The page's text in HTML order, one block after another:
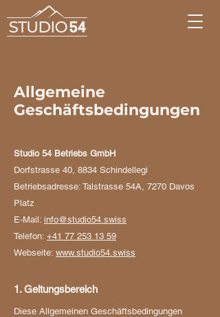
Allgemeine
Geschäftsbedingungen
Studio 54 Betriebs GmbH
Dorfstrasse 40, 8834 Schindellegi
Betriebsadresse: Talstrasse 54A, 7270 Davos
Platz
E-Mail: info@studio54.swiss
Telefon: +41 77 253 13 59
Webseite: www.studio54.swiss
1. Geltungsbereich
Diese Allgemeinen Geschäftsbedingungen